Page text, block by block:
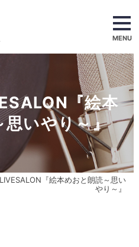
MENU
『絵本
思いやり～』
『絵本めおと朗読～思い
やり～』